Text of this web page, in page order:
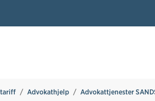
tariff Advokathjelp Advokattjenester